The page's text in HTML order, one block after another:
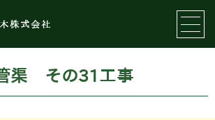
株式会社
渠 その31工事